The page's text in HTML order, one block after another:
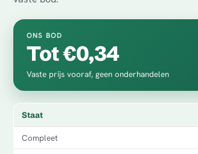
ONS BOD
Tot €0,34
Vaste prijs vooraf, geen onderhandelen
Staat
Compleet